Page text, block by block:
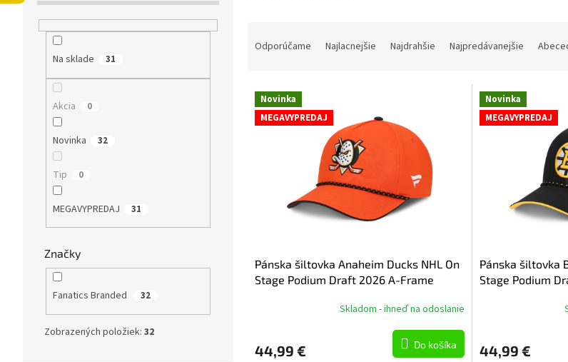
ý
Na sklade 31
Akcia 0
Novinka 32
Tip 0
MEGAVYPREDAJ 31
Značky
Fanatics Branded 32
Zobrazených položiek: 32
n
Odporúčame Najlacnejšie Najdrahšie Najpredávanejšie
V
p
Novinka
MEGAVYPREDAJ
Pánska šiltovka Anaheim Ducks NHL On
Stage Podium Draft 2026 A-Frame
Skladom - ihneď na odoslanie
44,99 € Do košíka
Novinka
MEGAVYPREDAJ
Pánska šiltovka
Stage Podium
44,99 €